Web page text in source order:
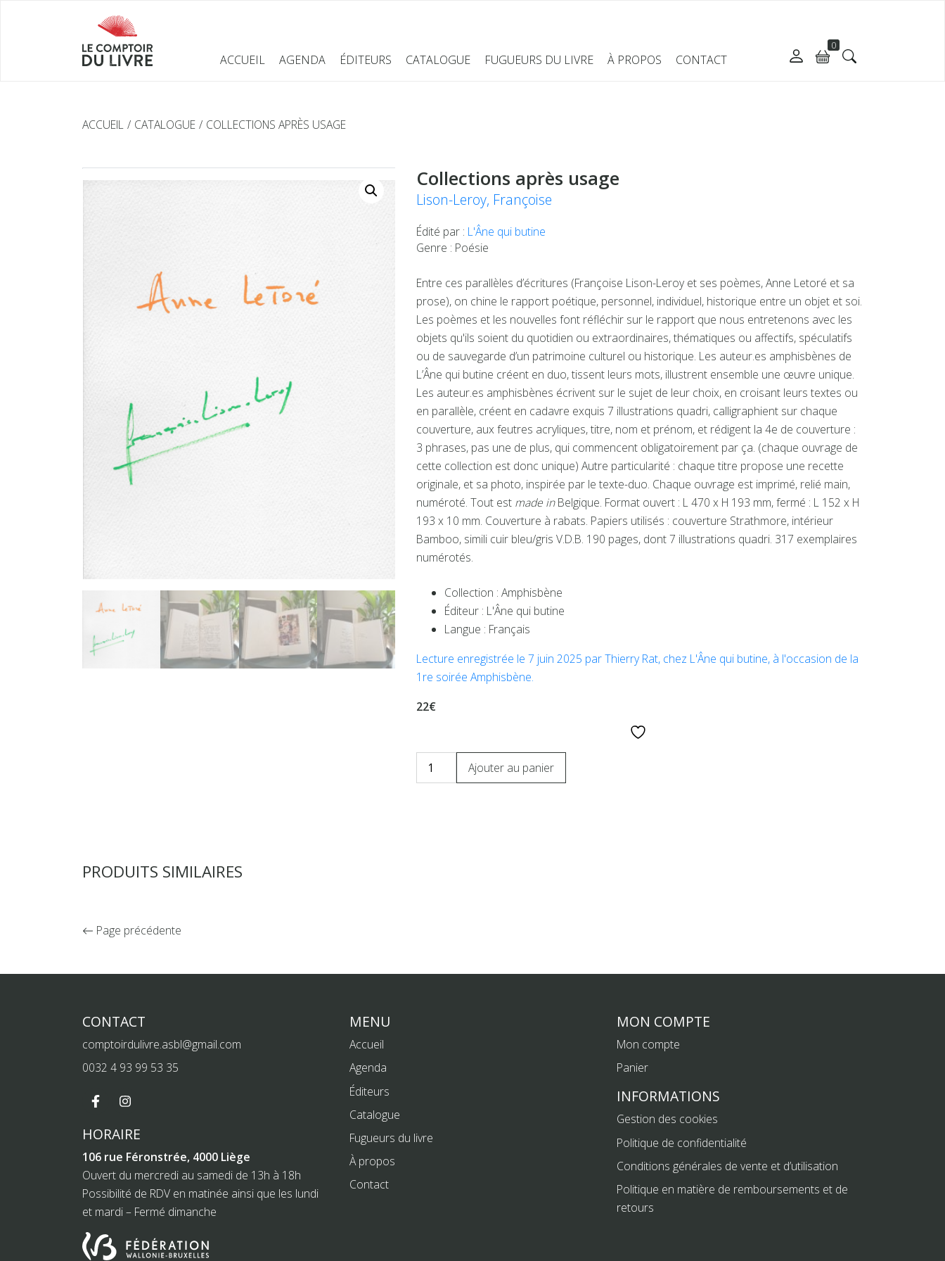
ACCUEIL AGENDA ÉDITEURS CATALOGUE FUGUEURS DU LIVRE À PROPOS CONTACT
0
ACCUEIL CATALOGUE COLLECTIONS APRÈS USAGE
Collections après usage
Lison-Leroy, Françoise
Édité par : L'Âne qui butine
Genre : Poésie
Entre ces parallèles d’écritures (Françoise Lison-Leroy et ses poèmes, Anne Letoré et sa
prose), on chine le rapport poétique, personnel, individuel, historique entre un objet et soi.
Les poèmes et les nouvelles font réfléchir sur le rapport que nous entretenons avec les
objets qu'ils soient du quotidien ou extraordinaires, thématiques ou affectifs, spéculatifs
ou de sauvegarde d’un patrimoine culturel ou historique. Les auteur.es amphisbènes de
L’Âne qui butine créent en duo, tissent leurs mots, illustrent ensemble une œuvre unique.
Les auteur.es amphisbènes écrivent sur le sujet de leur choix, en croisant leurs textes ou
en parallèle, créent en cadavre exquis 7 illustrations quadri, calligraphient sur chaque
couverture, aux feutres acryliques, titre, nom et prénom, et rédigent la 4e de couverture :
3 phrases, pas une de plus, qui commencent obligatoirement par ça. (chaque ouvrage de
cette collection est donc unique) Autre particularité : chaque titre propose une recette
originale, et sa photo, inspirée par le texte-duo. Chaque ouvrage est imprimé, relié main,
numéroté. Tout est made inBelgique. Format ouvert : L 470 x H 193 mm, fermé : L 152 x H
193 x 10 mm. Couverture à rabats. Papiers utilisés : couverture Strathmore, intérieur
Bamboo, simili cuir bleu/gris V.D.B. 190 pages, dont 7 illustrations quadri. 317 exemplaires
numérotés.
Collection : Amphisbène
Éditeur : L'Âne qui butine
Langue : Français
Lecture enregistrée le 7 juin 2025 par Thierry Rat, chez L'Âne qui butine, à l'occasion de la
1re soirée Amphisbène.
22€
Ajouter au panier
PRODUITS SIMILAIRES
Page précédente
CONTACT
comptoirdulivre.asbl@gmail.com
0032 4 93 99 53 35
HORAIRE
106 rue Féronstrée, 4000 Liège
Ouvert du mercredi au samedi de 13h à 18h
Possibilité de RDV en matinée ainsi que les lundi
et mardi – Fermé dimanche
MENU
Accueil
Agenda
Éditeurs
Catalogue
Fugueurs du livre
À propos
Contact
MON COMPTE
Mon compte
Panier
INFORMATIONS
Gestion des cookies
Politique de confidentialité
Conditions générales de vente et d’utilisation
Politique en matière de remboursements et de
retours